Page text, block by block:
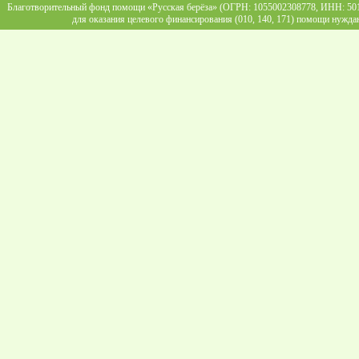
Благотворительный фонд помощи «Русская берёза» (ОГРН: 1055002308778, ИНН:
для оказания целевого финансирования (010, 140, 171) помощи